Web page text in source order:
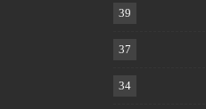
39
37
34